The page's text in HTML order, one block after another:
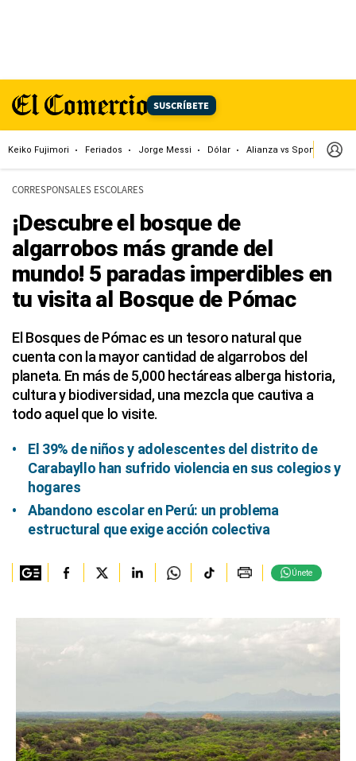
SUSCRÍBETE
Keiko Fujimori Feriados Jorge Messi Dólar Alianza vs Sport Boys
CORRESPONSALES ESCOLARES
¡Descubre el bosque de
algarrobos más grande del
mundo! 5 paradas imperdibles en
tu visita al Bosque de Pómac
El Bosques de Pómac es un tesoro natural que
cuenta con la mayor cantidad de algarrobos del
planeta. En más de 5,000 hectáreas alberga historia,
cultura y biodiversidad, una mezcla que cautiva a
todo aquel que lo visite.
El 39% de niños y adolescentes del distrito de
Carabayllo han sufrido violencia en sus colegios y
hogares
Abandono escolar en Perú: un problema
estructural que exige acción colectiva
Únete